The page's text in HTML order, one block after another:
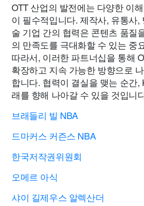
OTT 산업의 발전에는 다양한 이
이 필수적입니다. 제작사, 유통사,
술 기업 간의 협력은 콘텐츠 품질
의 만족도를 극대화할 수 있는 중
따라서, 이러한 파트너십을 통해
확장하고 지속 가능한 방향으로
합니다. 협력이 결실을 맺는 순간,
래를 향해 나아갈 수 있을 것입니
브래들리 빌 NBA
드마커스 커즌스 NBA
한국저작권위원회
오메르 아식
샤이 길제우스 알렉산더